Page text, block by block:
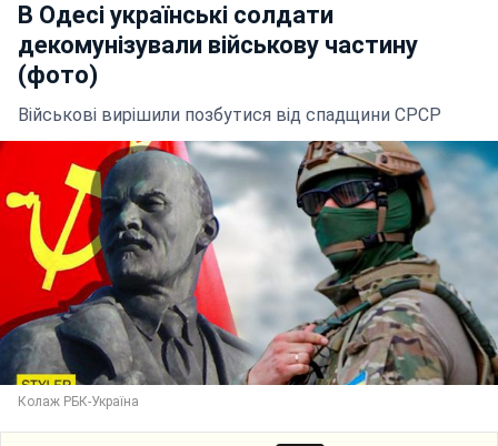
В Одесі українські солдати
декомунізували військову частину
(фото)
Військові вирішили позбутися від спадщини СРСР
Колаж РБК-Україна